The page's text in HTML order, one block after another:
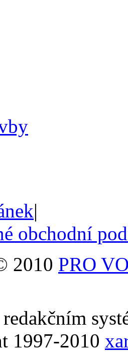
|
obchodní
2010 PRO
1997-2010